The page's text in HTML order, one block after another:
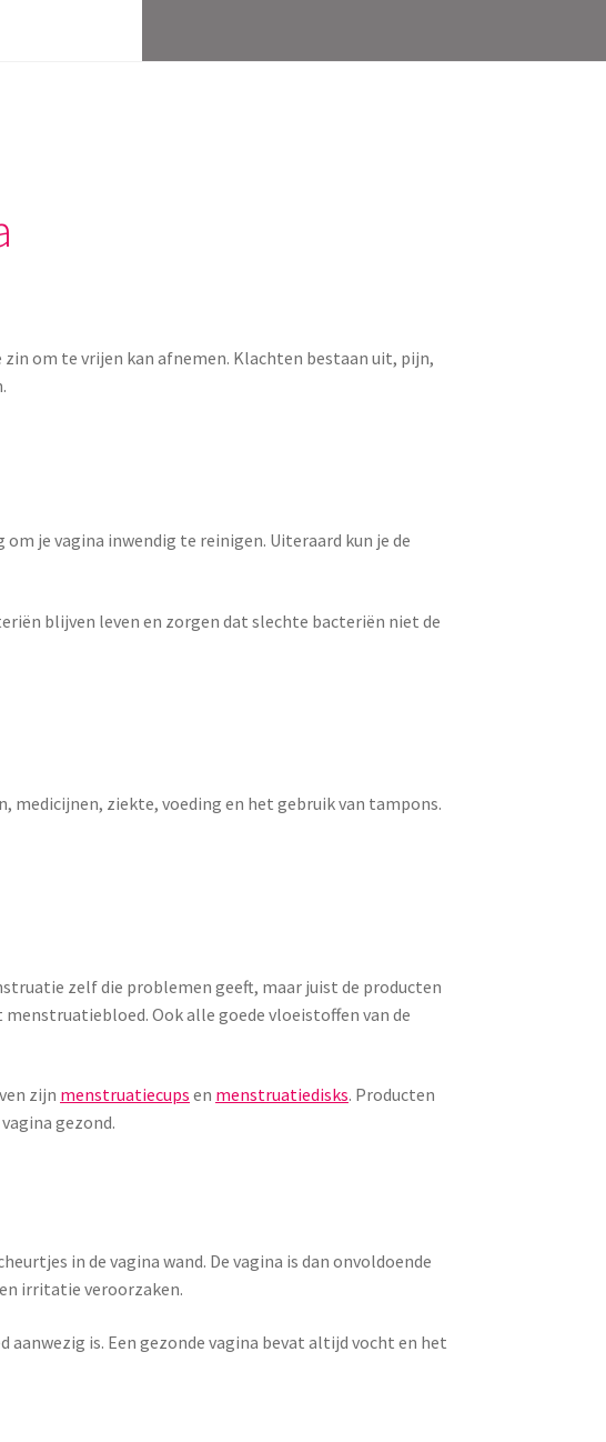
om te vrijen kan afnemen. Klachten bestaan uit, pijn,
om je vagina inwendig te reinigen. Uiteraard kun je de
blijven leven en zorgen dat slechte bacteriën niet de
medicijnen, ziekte, voeding en het gebruik van tampons.
zelf die problemen geeft, maar juist de producten
Ook alle goede vloeistoffen van de
zijn menstruatiecups en menstruatiedisks. Producten
gezond.
in de vagina wand. De vagina is dan onvoldoende
irritatie veroorzaken.
is. Een gezonde vagina bevat altijd vocht en het